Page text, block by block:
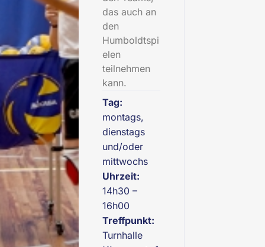
das auch an
den
Humboldtspi
elen
teilnehmen
kann.
Tag:
montags,
dienstags
und/oder
mittwochs
Uhrzeit:
14h30 –
16h00
Treffpunkt:
Turnhalle